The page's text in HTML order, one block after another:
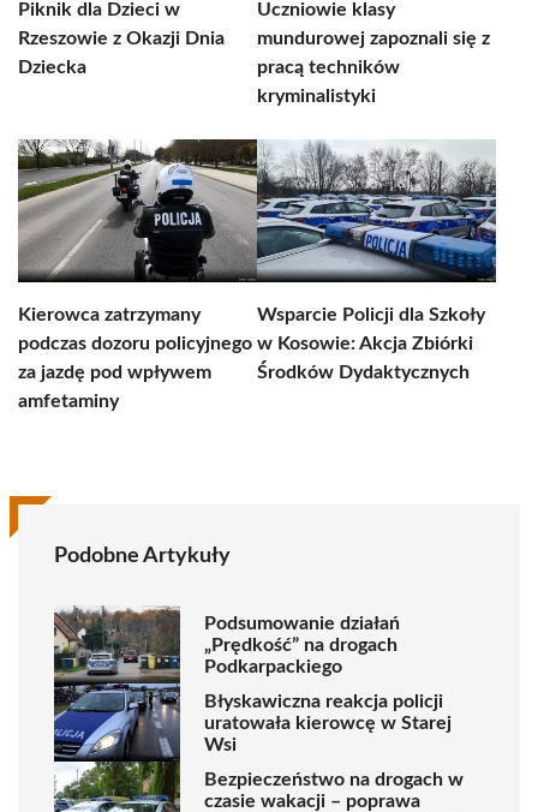
Piknik dla Dzieci w
Rzeszowie z Okazji Dnia
Dziecka
Uczniowie klasy
mundurowej zapoznali się z
pracą techników
kryminalistyki
Kierowca zatrzymany
podczas dozoru policyjnego
za jazdę pod wpływem
amfetaminy
Wsparcie Policji dla Szkoły
w Kosowie: Akcja Zbiórki
Środków Dydaktycznych
Podobne Artykuły
Podsumowanie działań
„Prędkość” na drogach
Podkarpackiego
Błyskawiczna reakcja policji
uratowała kierowcę w Starej
Wsi
Bezpieczeństwo na drogach w
czasie wakacji – poprawa